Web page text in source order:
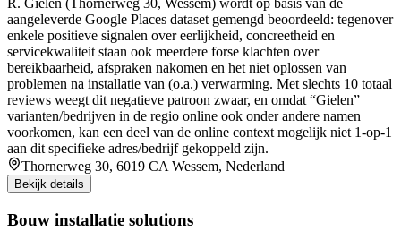
R. Gielen (Thornerweg 30, Wessem) wordt op basis van de
aangeleverde Google Places dataset gemengd beoordeeld: tegenover
enkele positieve signalen over eerlijkheid, concreetheid en
servicekwaliteit staan ook meerdere forse klachten over
bereikbaarheid, afspraken nakomen en het niet oplossen van
problemen na installatie van (o.a.) verwarming. Met slechts 10 totaal
reviews weegt dit negatieve patroon zwaar, en omdat “Gielen”
varianten/bedrijven in de regio online ook onder andere namen
voorkomen, kan een deel van de online context mogelijk niet 1-op-1
aan dit specifieke adres/bedrijf gekoppeld zijn.
Thornerweg 30, 6019 CA Wessem, Nederland
Bekijk details
Bouw installatie solutions